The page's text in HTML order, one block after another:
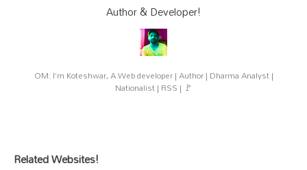
Author & Developer!
OM: I'm Koteshwar, A Web developer | Author | Dharma Analyst |
Nationalist | RSS | 🚩
Related Websites!